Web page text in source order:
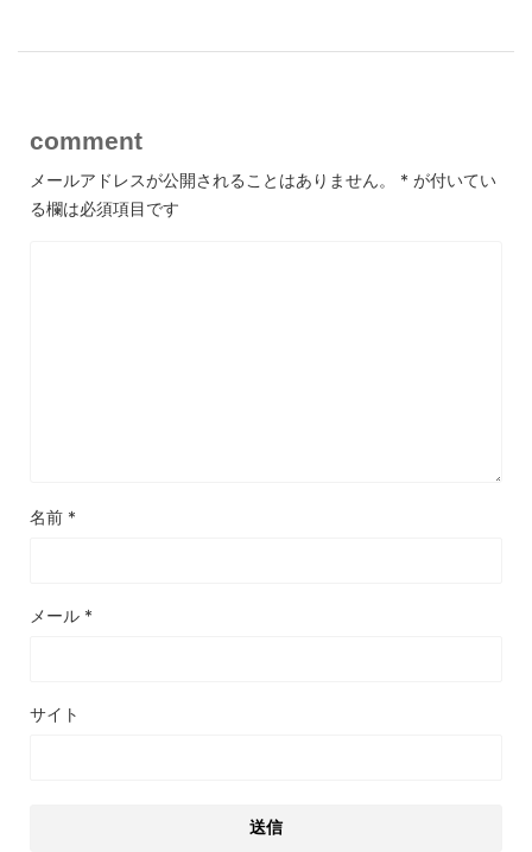
comment
メールアドレスが公開されることはありません。 * が付いてい
る欄は必須項目です
名前 *
メール *
サイト